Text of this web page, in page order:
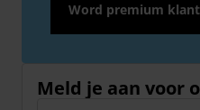
Word premium klant
Meld je aan voor